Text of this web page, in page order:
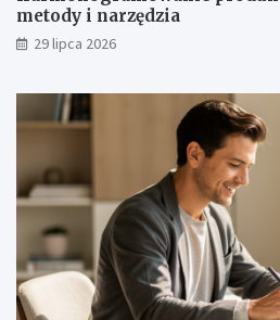
metody i narzędzia
29 lipca 2026